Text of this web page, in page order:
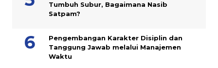
Tumbuh Subur, Bagaimana Nasib
Satpam?
Pengembangan Karakter Disiplin dan
Tanggung Jawab melalui Manajemen
Waktu